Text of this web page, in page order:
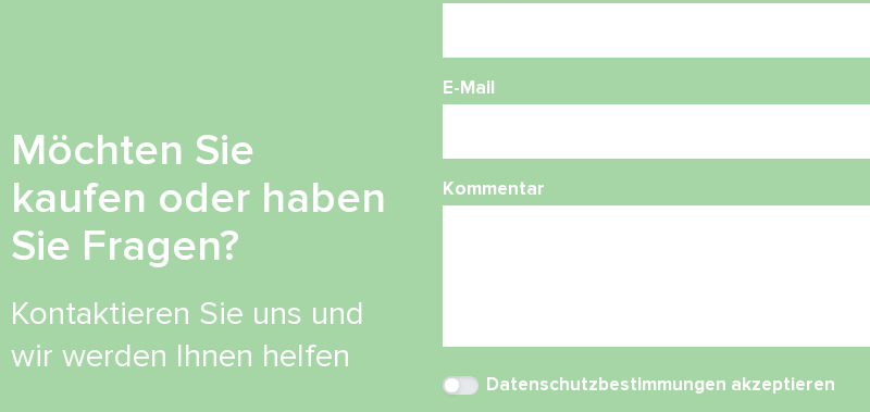
Möchten Sie
kaufen oder haben
Sie Fragen?
Kontaktieren Sie uns und
wir werden Ihnen helfen
E-Mail
Kommentar
Datenschutzbestimmungen akzeptieren